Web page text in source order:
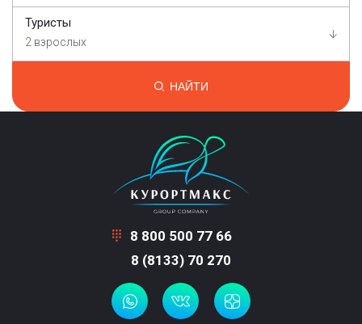
Туристы
2 взрослых
НАЙТИ
8 800 500 77 66
8 (8133) 70 270